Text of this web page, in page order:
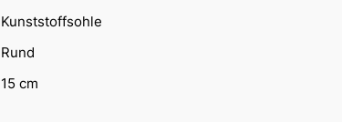
Kunststoffsohle
Rund
15 cm